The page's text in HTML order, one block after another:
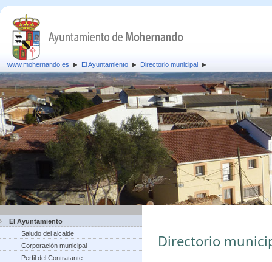
www.mohernando.es El Ayuntamiento Directorio municipal
El Ayuntamiento
Saludo del alcalde
Corporación municipal
Perfil del Contratante
Directorio